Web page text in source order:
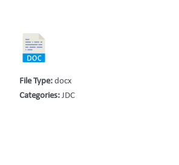
File Type:docx
Categories:JDC